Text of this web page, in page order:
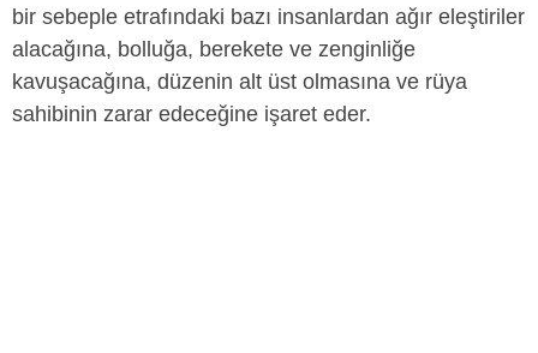
bir sebeple etrafındaki bazı insanlardan ağır eleştiriler
alacağına, bolluğa, berekete ve zenginliğe
kavuşacağına, düzenin alt üst olmasına ve rüya
sahibinin zarar edeceğine işaret eder.